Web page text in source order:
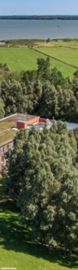
Weiter